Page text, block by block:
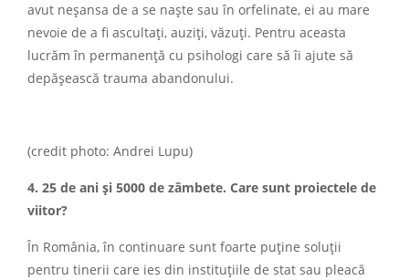
avut neșansa de a se naște sau în orfelinate, ei au mare
nevoie de a fi ascultați, auziți, văzuți. Pentru aceasta
lucrăm în permanență cu psihologi care să îi ajute să
depășească trauma abandonului.
(credit photo: Andrei Lupu)
4. 25 de ani și 5000 de zâmbete. Care sunt proiectele de
viitor?
În România, în continuare sunt foarte puține soluții
pentru tinerii care ies din instituțiile de stat sau pleacă